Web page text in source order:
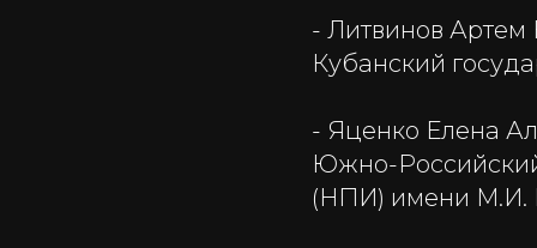
- Литвинов Артем
Кубанский
- Яценко Елена
Южно-
(НПИ) имени М.И.